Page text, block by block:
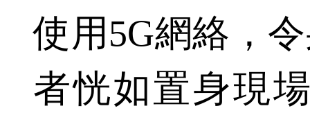
使用5G網絡，
者恍如置身現